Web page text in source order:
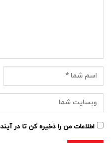
اطلاعات من را ذخیره کن تا در